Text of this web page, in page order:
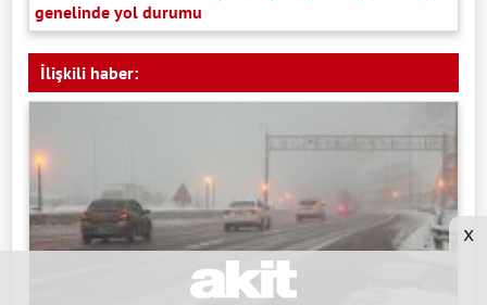
genelinde yol durumu
İlişkili haber:
x